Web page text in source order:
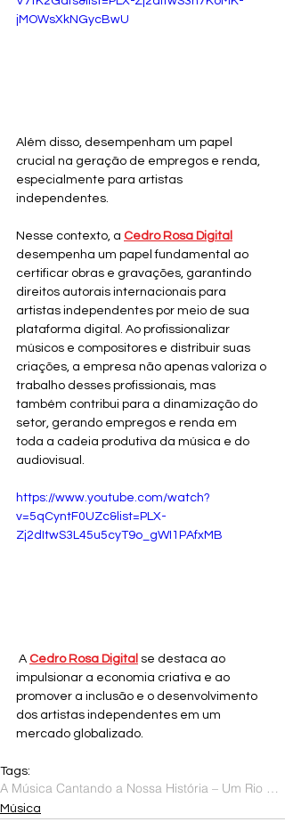
jMOWsXkNGycBwU
Além disso, desempenham um papel
crucial na geração de empregos e renda,
especialmente para artistas
independentes.
Nesse contexto, a Cedro Rosa Digital
desempenha um papel fundamental ao
certificar obras e gravações, garantindo
direitos autorais internacionais para
artistas independentes por meio de sua
plataforma digital. Ao profissionalizar
músicos e compositores e distribuir suas
criações, a empresa não apenas valoriza o
trabalho desses profissionais, mas
também contribui para a dinamização do
setor, gerando empregos e renda em
toda a cadeia produtiva da música e do
audiovisual.
https://www.youtube.com/watch?
v=5qCyntF0UZc&list=PLX-
Zj2dItwS3L45u5cyT9o_gWI1PAfxMB
A Cedro Rosa Digital se destaca ao
impulsionar a economia criativa e ao
promover a inclusão e o desenvolvimento
dos artistas independentes em um
mercado globalizado.
Tags:
A Música Cantando a Nossa História – Um Rio de Sons
Música